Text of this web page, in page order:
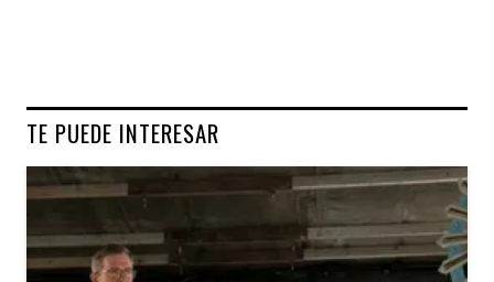
TE PUEDE INTERESAR